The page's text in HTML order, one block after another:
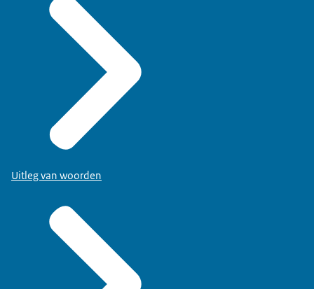
Uitleg van woorden